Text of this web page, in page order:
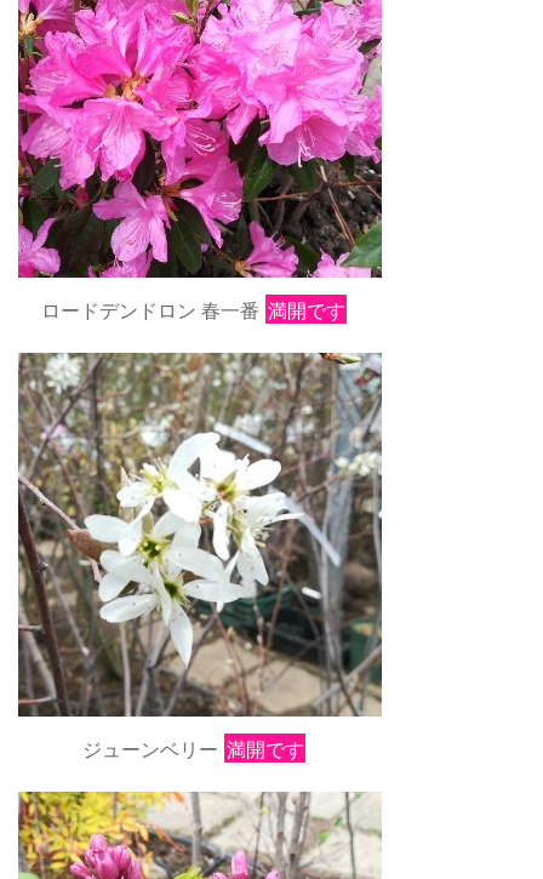
ロードデンドロン 春一番 満開です
ジューンベリー 満開です